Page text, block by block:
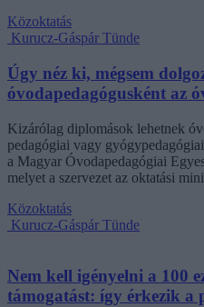
Közoktatás
Kurucz-Gáspár Tünde
Úgy néz ki, mégsem
óvodapedagógusként az
Kizárólag diplomások lehetnek
pedagógiai vagy
a Magyar Óvodapedagógiai
melyet a szervezet az oktatási
Közoktatás
Kurucz-Gáspár Tünde
Nem kell igényelni a 100
támogatást: így érkezik a